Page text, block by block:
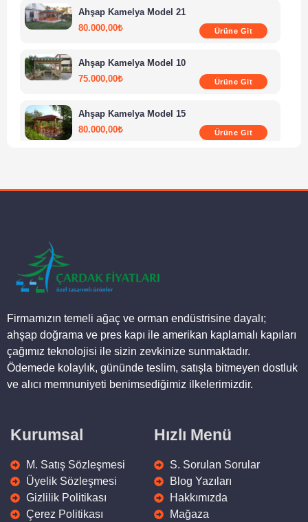
Ahşap Kamelya Model 21
80.000,00₺ Ürüne Git
Ahşap Kamelya Model 10
75.000,00₺ Ürüne Git
Ahşap Kamelya Model 15
80.000,00₺ Ürüne Git
110.000,00₺
Firmamızın temeli ağaç ve orman endüstrisine dayalı;
ahşap doğrama ve pres kapı ile amerikan kaplamalı kapıları
çağımız teknolojisi ile sizin zevkinize sunmaktadır.
Ödemede kolaylık, gününde teslim, satışla bitmeyen dostluk
ve alıcı memnuniyeti benimsediğimiz ilkelerimizdir.
Kurumsal
M. Satış Sözleşmesi
Üyelik Sözleşmesi
Gizlilik Politikası
Çerez Politikası
Hızlı Menü
S. Sorulan Sorular
Blog Yazıları
Hakkımızda
Mağaza